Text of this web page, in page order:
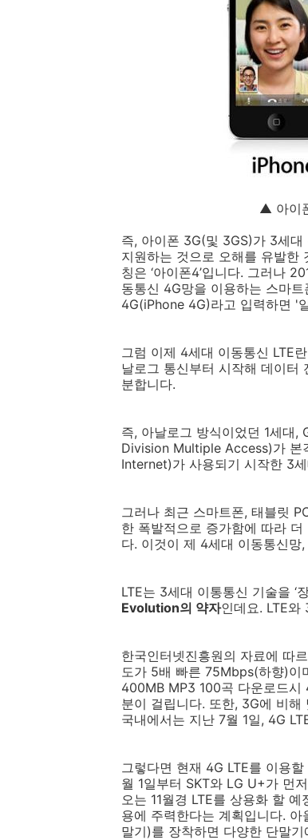
▲ 아이
즉, 아이폰 3G(및 3GS)가 3세
지원하는 것으로 오해를 유발한
칭은 ‘아이폰4’입니다. 그러나
동통신 4G망을 이용하는 스마
4G(iPhone 4G)라고 입력하면 '
그럼 이제 4세대 이동통신 LTE
날로그 통신부터 시작해 데이터
분합니다.
즉, 아날로그 방식이었던 1세대
Division Multiple Access)가 본
Internet)가 사용되기 시작한 3
그러나 최근 스마트폰, 태블릿
한 폭발적으로 증가함에 따라
다. 이것이 제 4세대 이동통신망
LTE는 3세대 이통통신 기술을 ‘
Evolution의 약자인데요. LTE와
한국인터넷진흥원의 자료에 따
도가 5배 빠른 75Mbps(하향)이
400MB MP3 100곡 다운로드시
분이 걸립니다. 또한, 3G에 비
국내에서는 지난 7월 1일, 4G
그렇다면 현재 4G LTE를 이용
월 1일부터 SKT와 LG U+가 먼
오는 11월경 LTE를 상용화 할
용에 주력한다는 계획입니다.
말기)를 장착하면 다양한 단말